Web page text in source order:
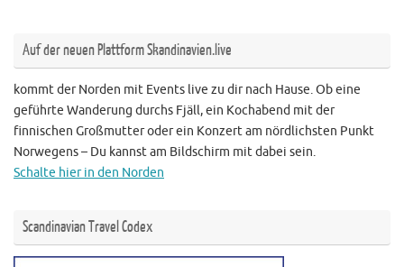
Auf der neuen Plattform Skandinavien.live
kommt der Norden mit Events live zu dir nach Hause. Ob eine
geführte Wanderung durchs Fjäll, ein Kochabend mit der
finnischen Großmutter oder ein Konzert am nördlichsten Punkt
Norwegens – Du kannst am Bildschirm mit dabei sein.
Schalte hier in den Norden
Scandinavian Travel Codex